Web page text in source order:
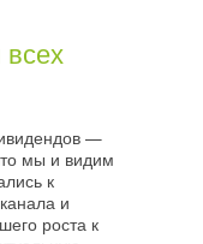
—
мы и видим
к
и
роста к